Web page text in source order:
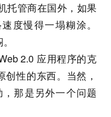
托管商在国外，如果
度慢得一塌糊涂。
2.0 应用程序的克
性的东西。当然，
那是另外一个问题